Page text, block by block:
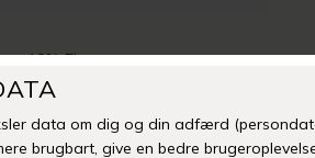
10% Elastan
eller er varen udsolgt? Klik her